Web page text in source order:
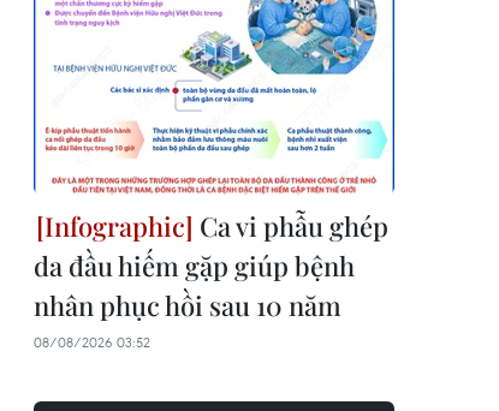
Ca vi phẫu ghép
da đầu hiếm gặp giúp bệnh
nhân phục hồi sau 10 năm
08/08/2026 03:52